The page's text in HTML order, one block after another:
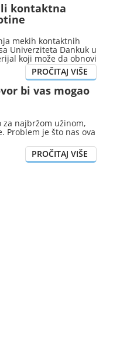
kontaktna
mekih kontaktnih
Univerziteta Dankuk u
koji može da obnovi
običnoj
bi vas mogao
za najbržom užinom,
Problem je što nas ova